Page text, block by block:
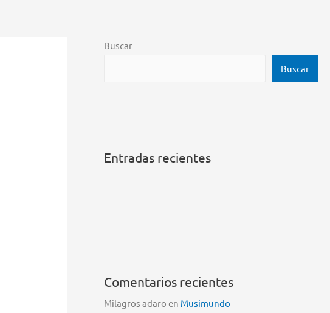
Buscar
Buscar
Entradas recientes
Comentarios recientes
Milagros adaro en Musimundo